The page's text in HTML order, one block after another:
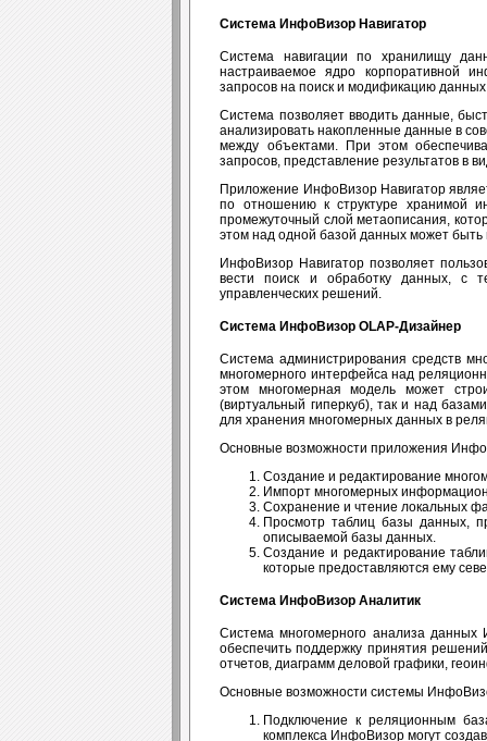
Система ИнфоВизор Навигатор
Система навигации по хранилищу
настраиваемое ядро корпоративной
запросов на поиск и модификацию
Система позволяет вводить данные,
анализировать накопленные данные в
между объектами. При этом
запросов, представление результатов в
Приложение ИнфоВизор Навигатор
по отношению к структуре хранимой
промежуточный слой метаописания,
этом над одной базой данных может
ИнфоВизор Навигатор позволяет
вести поиск и обработку данных, с
управленческих решений.
Система ИнфоВизор OLAP-Дизайнер
Система администрирования средств
многомерного интерфейса над
этом многомерная модель может
(виртуальный гиперкуб), так и над
для хранения многомерных данных в
Основные возможности приложения
Создание и редактирование
Импорт многомерных
Сохранение и чтение локальных
Просмотр таблиц базы данных,
описываемой базы данных.
Создание и редактирование
которые предоставляются ему
Система ИнфоВизор Аналитик
Система многомерного анализа
обеспечить поддержку принятия
отчетов, диаграмм деловой графики,
Основные возможности системы
Подключение к реляционным
комплекса ИнфоВизор могут